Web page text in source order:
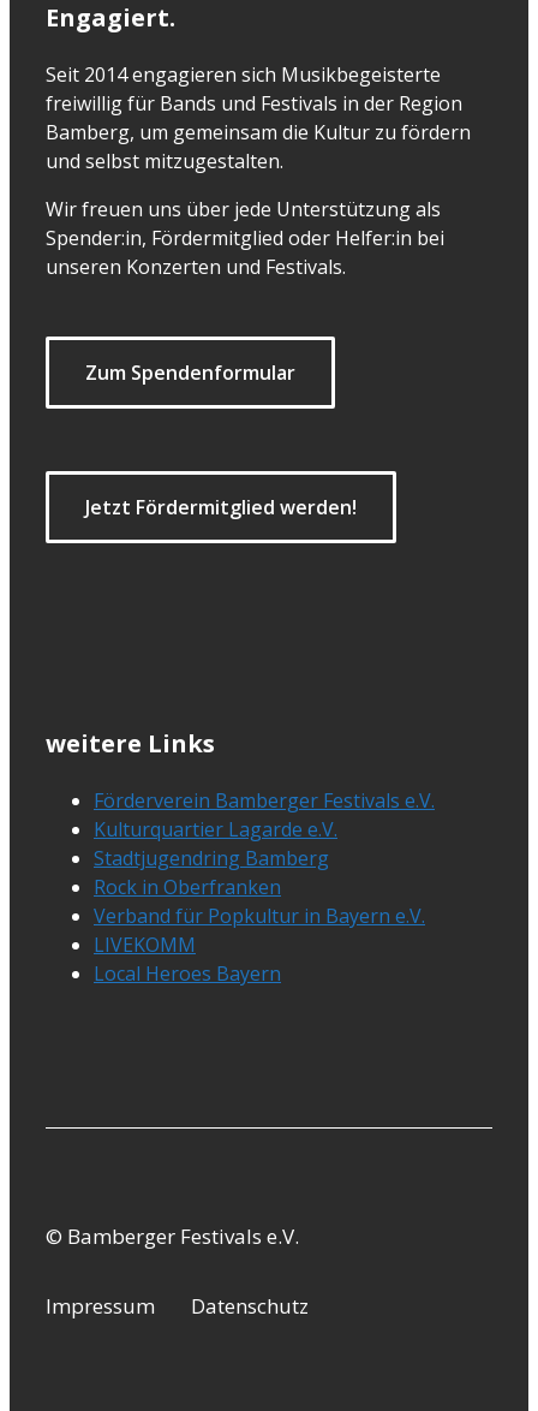
Engagiert.
Seit 2014 engagieren sich Musikbegeisterte
freiwillig für Bands und Festivals in der Region
Bamberg, um gemeinsam die Kultur zu fördern
und selbst mitzugestalten.
Wir freuen uns über jede Unterstützung als
Spender:in, Fördermitglied oder Helfer:in bei
unseren Konzerten und Festivals.
Zum Spendenformular
Jetzt Fördermitglied werden!
weitere Links
Förderverein Bamberger Festivals e.V.
Kulturquartier Lagarde e.V.
Stadtjugendring Bamberg
Rock in Oberfranken
Verband für Popkultur in Bayern e.V.
LIVEKOMM
Local Heroes Bayern
© Bamberger Festivals e.V.
Impressum Datenschutz